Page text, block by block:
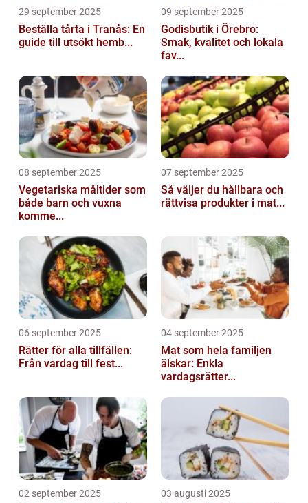
29 september 2025
Beställa tårta i Tranås: En
guide till utsökt hemb...
09 september 2025
Godisbutik i Örebro:
Smak, kvalitet och lokala
fav...
08 september 2025
Vegetariska måltider som
både barn och vuxna
komme...
07 september 2025
Så väljer du hållbara och
rättvisa produkter i mat...
06 september 2025
Rätter för alla tillfällen:
Från vardag till fest...
04 september 2025
Mat som hela familjen
älskar: Enkla
vardagsrätter...
02 september 2025 03 augusti 2025